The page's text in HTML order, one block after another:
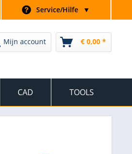
Service/Hilfe ▼
Mijn account € 0,00 *
CAD TOOLS